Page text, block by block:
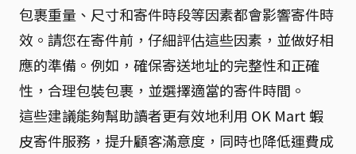
包裹重量、尺寸和寄件時段等因素都會影響寄件時
效。請您在寄件前，仔細評估這些因素，並做好相
應的準備。例如，確保寄送地址的完整性和正確
性，合理包裝包裹，並選擇適當的寄件時間。
這些建議能夠幫助讀者更有效地利用 OK Mart 蝦
皮寄件服務，提升顧客滿意度，同時也降低運費成